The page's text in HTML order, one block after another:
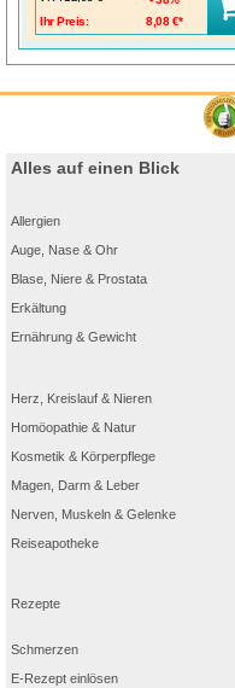
Ihr Preis:
8,08 €*
Alles auf einen Blick
Allergien
Auge, Nase & Ohr
Blase, Niere & Prostata
Erkältung
Ernährung & Gewicht
Herz, Kreislauf & Nieren
Homöopathie & Natur
Kosmetik & Körperpflege
Magen, Darm & Leber
Nerven, Muskeln & Gelenke
Reiseapotheke
Rezepte
Schmerzen
E-Rezept einlösen